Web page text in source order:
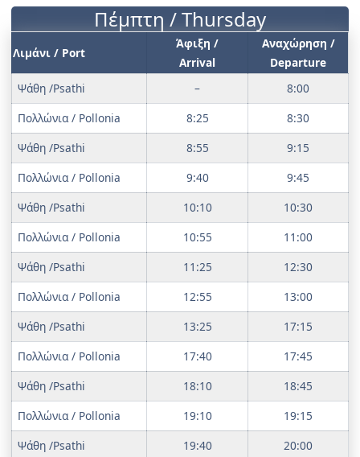
Πέμπτη / Thursday
Λιμάνι / Port
Άφιξη /
Arrival
Αναχώρηση /
Departure
Ψάθη /Psathi
–
8:00
Πολλώνια / Pollonia
8:25
8:30
Ψάθη /Psathi
8:55
9:15
Πολλώνια / Pollonia
9:40
9:45
Ψάθη /Psathi
10:10
10:30
Πολλώνια / Pollonia
10:55
11:00
Ψάθη /Psathi
11:25
12:30
Πολλώνια / Pollonia
12:55
13:00
Ψάθη /Psathi
13:25
17:15
Πολλώνια / Pollonia
17:40
17:45
Ψάθη /Psathi
18:10
18:45
Πολλώνια / Pollonia
19:10
19:15
Ψάθη /Psathi
19:40 20:00